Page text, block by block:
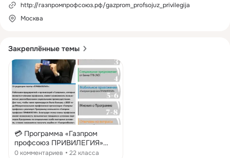
Закреплённые темы
💳 Программа «Газпром
профсоюз ПРИВИЛЕГИЯ»
выпустила первый номер
0 комментариев 22 класса
http://газпромпрофсоюз.рф/gazprom_profsojuz_privilegija
Москва